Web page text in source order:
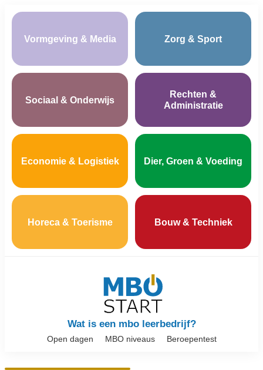
Vormgeving & Media Zorg & Sport
Sociaal & Onderwijs
Rechten &
Administratie
Economie & Logistiek Dier, Groen & Voeding
Horeca & Toerisme Bouw & Techniek
Wat is een mbo leerbedrijf?
Open dagen MBO niveaus Beroepentest